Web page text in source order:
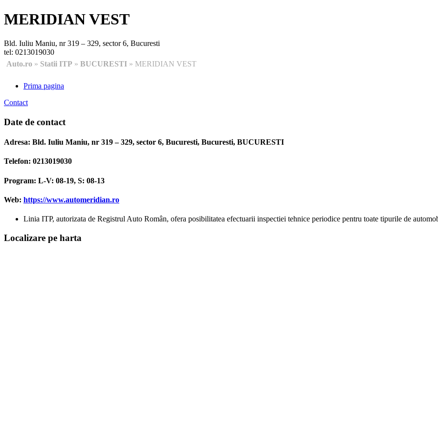
MERIDIAN VEST
Bld. Iuliu Maniu, nr 319 – 329, sector 6, Bucuresti
tel: 0213019030
Auto.ro » Statii ITP » BUCURESTI » MERIDIAN VEST
Prima pagina
Contact
Date de contact
Adresa: Bld. Iuliu Maniu, nr 319 – 329, sector 6, Bucuresti, Bucuresti, BUCURESTI
Telefon: 0213019030
Program: L-V: 08-19, S: 08-13
Web: https://www.automeridian.ro
Linia ITP, autorizata de Registrul Auto Român, ofera posibilitatea efectuarii inspectiei tehnice periodice pentru toate tipurile de
Localizare pe harta